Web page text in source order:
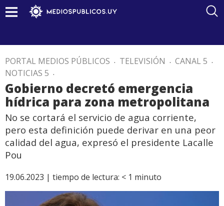
PORTAL MEDIOS PÚBLICOS . TELEVISIÓN . CANAL 5 .
NOTICIAS 5 .
Gobierno decretó emergencia
hídrica para zona metropolitana
No se cortará el servicio de agua corriente,
pero esta definición puede derivar en una peor
calidad del agua, expresó el presidente Lacalle
Pou
19.06.2023 | tiempo de lectura: < 1 minuto